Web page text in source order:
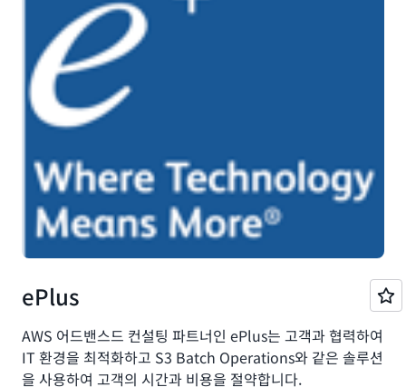
ePlus
AWS 어드밴스드 컨설팅 파트너인 ePlus는 고객과 협력하여
IT 환경을 최적화하고 S3 Batch Operations와 같은 솔루션
을 사용하여 고객의 시간과 비용을 절약합니다.